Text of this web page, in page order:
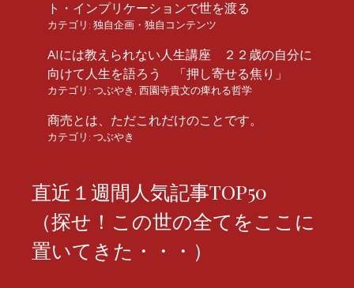
ト・インプリケーションで世を渡る
カテゴリ: 独自企画・独自コンテンツ
AIには教えられない人生講座 ２２歳の自分に
向けて人生を語ろう 「押し寄せる焦り」
カテゴリ: つぶやき , 西園寺貴文の痺れる哲学
商売とは、ただこれだけのことです。
カテゴリ: つぶやき
直近１週間人気記事TOP50
（探せ！この世の全てをここに
置いてきた・・・）